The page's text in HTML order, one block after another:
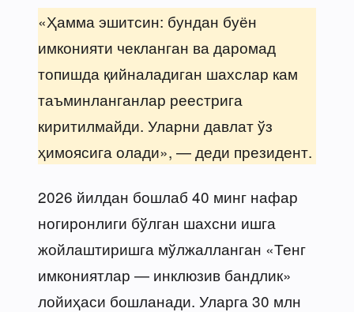
«Ҳамма эшитсин: бундан буён
имконияти чекланган ва даромад
топишда қийналадиган шахслар кам
таъминланганлар реестрига
киритилмайди. Уларни давлат ўз
ҳимоясига олади», — деди президент.
2026 йилдан бошлаб 40 минг нафар
ногиронлиги бўлган шахсни ишга
жойлаштиришга мўлжалланган «Тенг
имкониятлар — инклюзив бандлик»
лойиҳаси бошланади. Уларга 30 млн